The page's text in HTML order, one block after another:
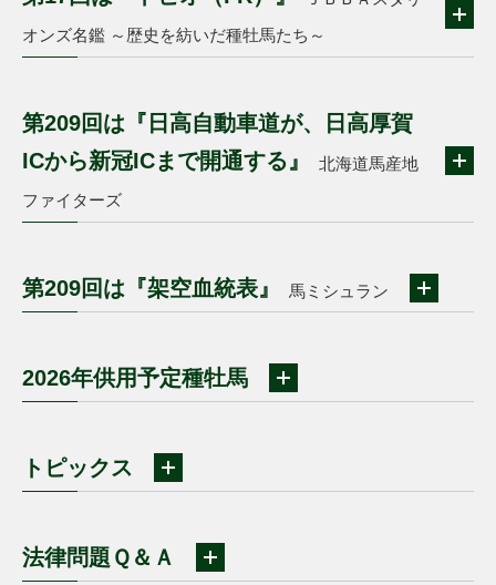
オンズ名鑑 ～歴史を紡いだ種牡馬たち～
第209回は『日高自動車道が、日高厚賀
ICから新冠ICまで開通する』
北海道馬産地
ファイターズ
第209回は『架空血統表』 馬ミシュラン
2026年供用予定種牡馬
トピックス
法律問題Ｑ＆Ａ